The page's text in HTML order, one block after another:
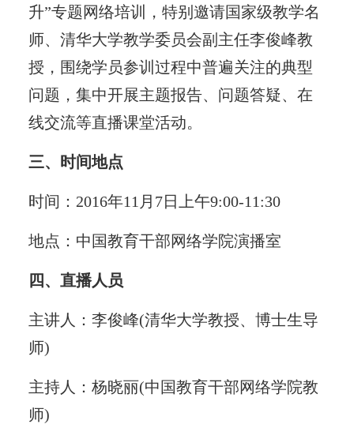
升”专题网络培训，特别邀请国家级教学名
师、清华大学教学委员会副主任李俊峰教
授，围绕学员参训过程中普遍关注的典型
问题，集中开展主题报告、问题答疑、在
线交流等直播课堂活动。
三、时间地点
时间：2016年11月7日上午9:00-11:30
地点：中国教育干部网络学院演播室
四、直播人员
主讲人：李俊峰(清华大学教授、博士生导
师)
主持人：杨晓丽(中国教育干部网络学院教
师)